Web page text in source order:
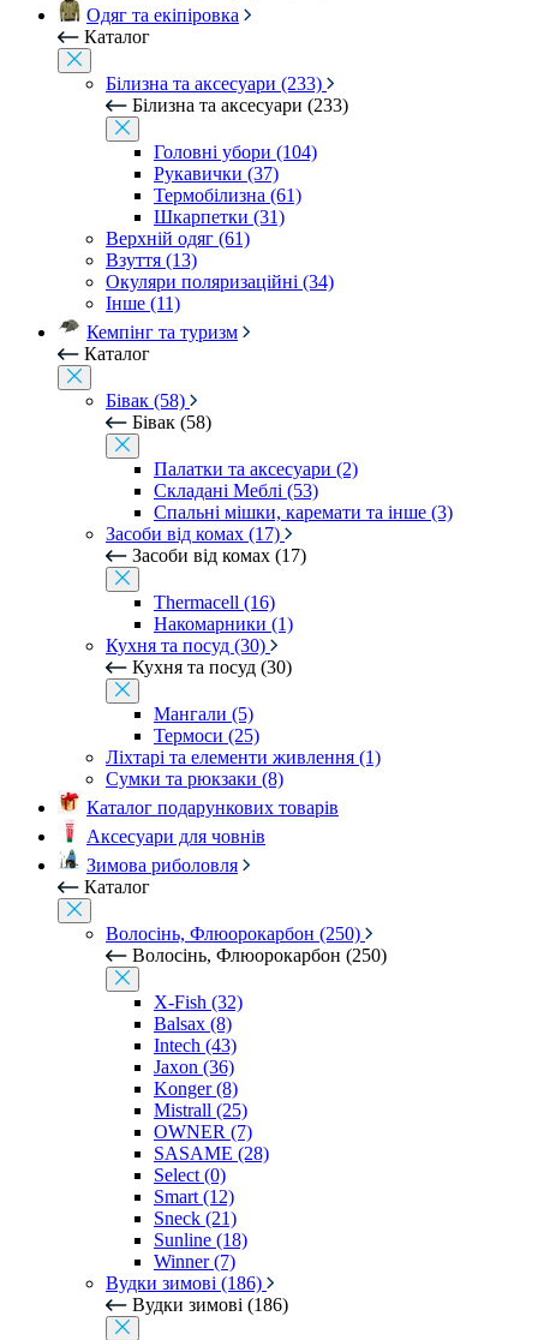
Одяг та екіпіровка
Каталог
Білизна та аксесуари (233)
Білизна та аксесуари (233)
Головні убори (104)
Рукавички (37)
Термобілизна (61)
Шкарпетки (31)
Верхній одяг (61)
Взуття (13)
Окуляри поляризаційні (34)
Інше (11)
Кемпінг та туризм
Каталог
Бівак (58)
Бівак (58)
Палатки та аксесуари (2)
Складані Меблі (53)
Спальні мішки, каремати та інше (3)
Засоби від комах (17)
Засоби від комах (17)
Thermacell (16)
Накомарники (1)
Кухня та посуд (30)
Кухня та посуд (30)
Мангали (5)
Термоси (25)
Ліхтарі та елементи живлення (1)
Сумки та рюкзаки (8)
Каталог подарункових товарів
Аксесуари для човнів
Зимова риболовля
Каталог
Волосінь, Флюорокарбон (250)
Волосінь, Флюорокарбон (250)
X-Fish (32)
Balsax (8)
Intech (43)
Jaxon (36)
Konger (8)
Mistrall (25)
OWNER (7)
SASAME (28)
Select (0)
Smart (12)
Sneck (21)
Sunline (18)
Winner (7)
Вудки зимові (186)
Вудки зимові (186)